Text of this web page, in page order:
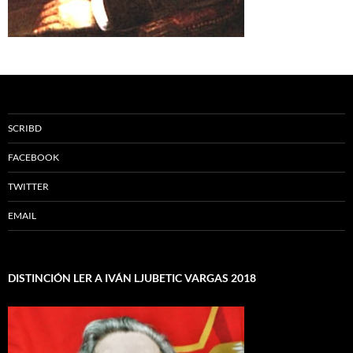
SCRIBD
FACEBOOK
TWITTER
EMAIL
DISTINCIÓN LER A IVÁN LJUBETIC VARGAS 2018